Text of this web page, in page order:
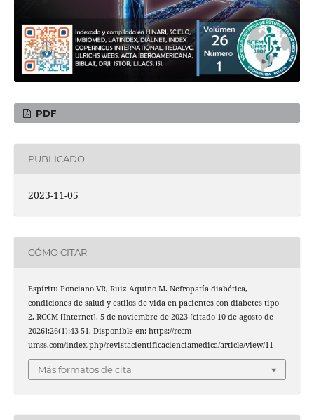
PDF
PUBLICADO
2023-11-05
CÓMO CITAR
Espíritu Ponciano VR, Ruiz Aquino M. Nefropatía diabética,
condiciones de salud y estilos de vida en pacientes con diabetes tipo
2. RCCM [Internet]. 5 de noviembre de 2023 [citado 10 de agosto de
2026];26(1):43-51. Disponible en: https://rccm-
umss.com/index.php/revistacientificacienciamedica/article/view/11
Más formatos de cita